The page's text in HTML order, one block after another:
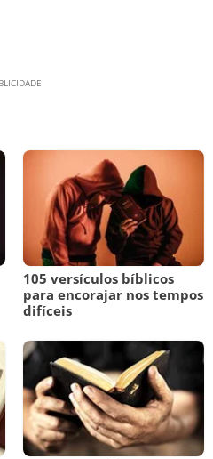
105 versículos bíblicos
para encorajar nos tempos
difíceis